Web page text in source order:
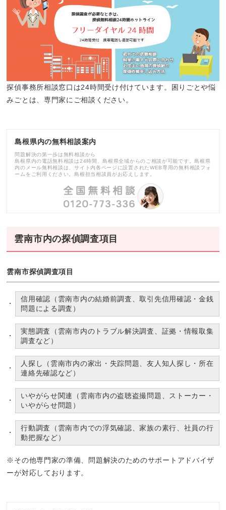
探偵事務所相談窓口は24時間受け付けています。困りごとや悩
みごとは、専門家にご相談ください。
島根県内の無料相談案内
問題解決の第一歩は無料相談から
島根県内の電話無料相談は24時間、島根県全域からのご相談が可能です。島根県
内のメール無料相談は、サイト内各ページに設置されたWEB専用の無料相談フォ
ームをご利用ください。島根担当相談員がお応えします。
雲南市内の探偵調査項目
雲南市探偵調査項目
信用確認（雲南市内の結婚前調査、取引先信用確認・金銭
問題による調査）
実態調査（雲南市内のトラブル解決調査、証拠・情報取集
調査など）
人探し（雲南市内の家出・失踪問題、友人知人探し・所在
連絡先確認など）
いやがらせ関連（雲南市内の盗聴盗撮問題、ストーカー・
いやがらせ問題）
行動調査（雲南市内での浮気確認、家族の素行、社員の行
動把握など）
※その他専門家の準備、問題解決のためのサポートアドバイザ
ーが対応しております。